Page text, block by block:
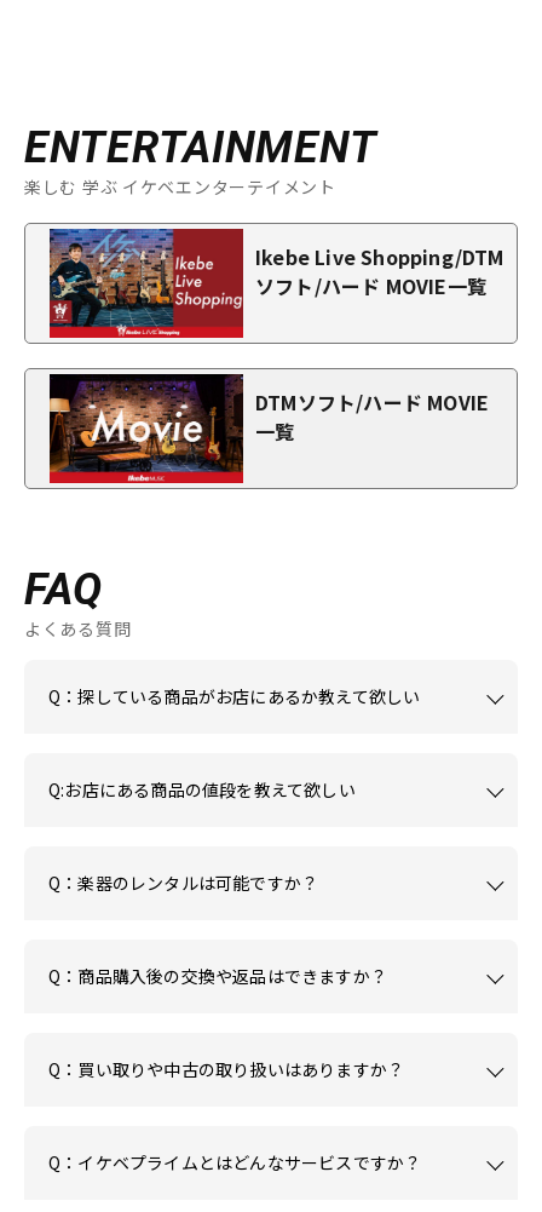
ENTERTAINMENT
楽しむ 学ぶ イケベエンターテイメント
Ikebe Live Shopping/DTM
ソフト/ハード MOVIE一覧
DTMソフト/ハード MOVIE
一覧
FAQ
よくある質問
Q：探している商品がお店にあるか教えて欲しい
Q:お店にある商品の値段を教えて欲しい
Q：楽器のレンタルは可能ですか？
Q：商品購入後の交換や返品はできますか？
Q：買い取りや中古の取り扱いはありますか？
Q：イケベプライムとはどんなサービスですか？